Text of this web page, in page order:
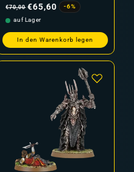
Preis
€70,00 €65,60
-6%
auf Lager
In den Warenkorb legen